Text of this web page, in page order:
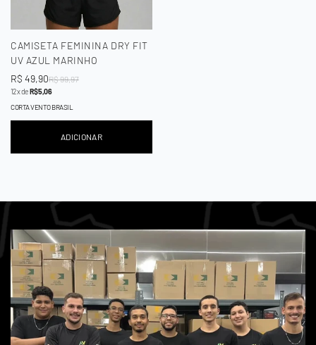
CAMISETA FEMININA DRY FIT
UV AZUL MARINHO
Preço
de
venda
R$ 49,90
Preço
regular
R$ 99,97
12x deR$ 5,06
CORTA VENTO BRASIL
ADICIONAR